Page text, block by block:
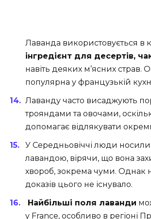
Лаванда використовується в
інгредієнт для десертів,
навіть деяких м’ясних страв.
популярна у французькій
Лаванду часто висаджують
трояндами та овочами,
допомагає відлякувати
У Середньовіччі люди
лавандою, вірячи, що вона
хвороб, зокрема чуми. Однак
доказів цього не існувало.
Найбільші поля лаванди
у France, особливо в регіоні